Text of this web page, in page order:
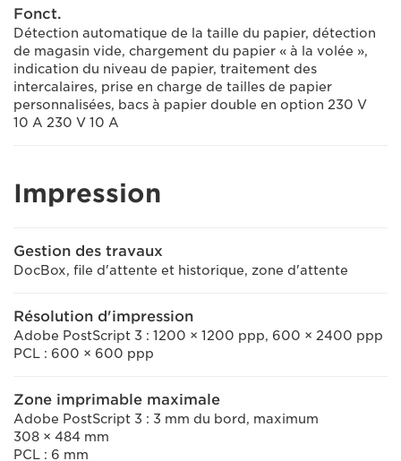
Fonct.
Détection automatique de la taille du papier, détection
de magasin vide, chargement du papier « à la volée »,
indication du niveau de papier, traitement des
intercalaires, prise en charge de tailles de papier
personnalisées, bacs à papier double en option 230 V
10 A 230 V 10 A
Impression
Gestion des travaux
DocBox, file d'attente et historique, zone d'attente
Résolution d'impression
Adobe PostScript 3 : 1200 × 1200 ppp, 600 × 2400 ppp
PCL : 600 × 600 ppp
Zone imprimable maximale
Adobe PostScript 3 : 3 mm du bord, maximum
308 × 484 mm
PCL : 6 mm